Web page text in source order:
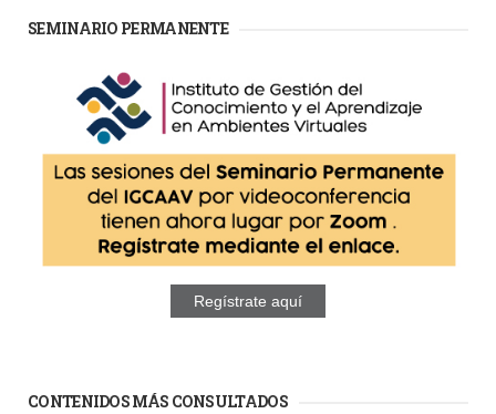
SEMINARIO PERMANENTE
Regístrate aquí
CONTENIDOS MÁS CONSULTADOS